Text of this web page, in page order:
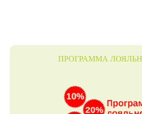
ПРОГРАММА